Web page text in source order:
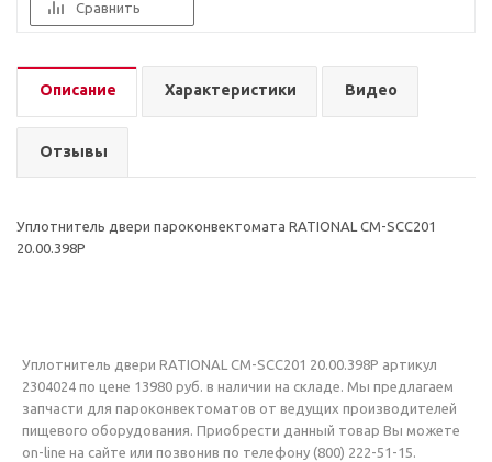
Сравнить
Описание Характеристики Видео
Отзывы
Уплотнитель двери пароконвектомата RATIONAL CM-SCC201
20.00.398P
Уплотнитель двери RATIONAL CM-SCC201 20.00.398P артикул
2304024 по цене 13980 руб. в наличии на складе. Мы предлагаем
запчасти для пароконвектоматов от ведущих производителей
пищевого оборудования. Приобрести данный товар Вы можете
on-line на сайте или позвонив по телефону (800) 222-51-15.